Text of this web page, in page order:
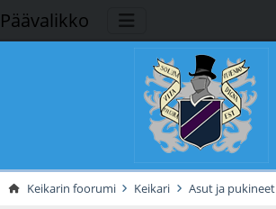
Päävalikko
Keikarin foorumi Keikari Asut ja pukineet